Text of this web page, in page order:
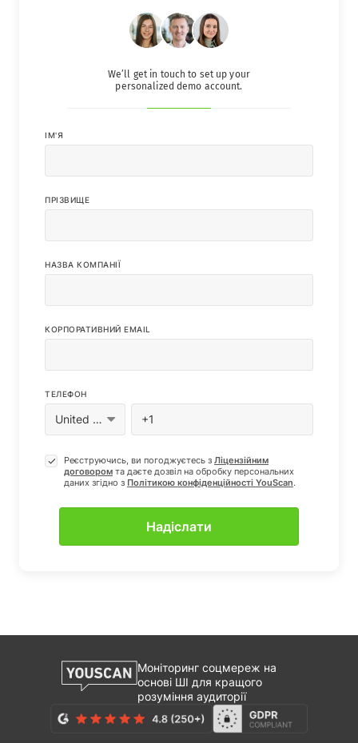
IМ'Я
ПРІЗВИЩЕ
НАЗВА КОМПАНІЇ
КОРПОРАТИВНИЙ EMAIL
ТЕЛЕФОН
Реєструючись, ви погоджуєтесь з Ліцензійним
договором та даєте дозвіл на обробку персональних
даних згiдно з Полiтикою конфіденцiйностi YouScan.
We’ll get in touch to set up your
personalized demo account.
Моніторинг соцмереж на
основі ШІ для кращого
розуміння аудиторії